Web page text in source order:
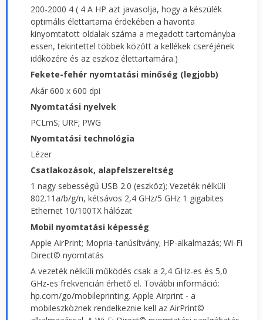
200-2000 4 ( 4 A HP azt javasolja, hogy a készülék
optimális élettartama érdekében a havonta
kinyomtatott oldalak száma a megadott tartományba
essen, tekintettel többek között a kellékek cseréjének
időközére és az eszköz élettartamára.)
Fekete-fehér nyomtatási minőség (legjobb)
Akár 600 x 600 dpi
Nyomtatási nyelvek
PCLmS; URF; PWG
Nyomtatási technológia
Lézer
Csatlakozások, alapfelszereltség
1 nagy sebességű USB 2.0 (eszköz); Vezeték nélküli
802.11a/b/g/n, kétsávos 2,4 GHz/5 GHz 1 gigabites
Ethernet 10/100TX hálózat
Mobil nyomtatási képesség
Apple AirPrint; Mopria-tanúsítvány; HP-alkalmazás; Wi-Fi
Direct© nyomtatás
A vezeték nélküli működés csak a 2,4 GHz-es és 5,0
GHz-es frekvencián érhető el. További információ:
hp.com/go/mobileprinting. Apple Airprint - a
mobileszköznek rendelkeznie kell az AirPrint©